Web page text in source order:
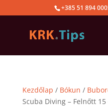
+385 51 894
Kezdőlap / Bókun /
Scuba Diving – Felnőtt